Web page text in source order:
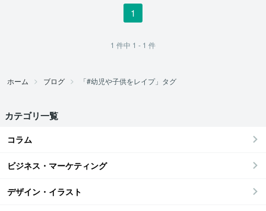
1
1 件中 1 - 1 件
ホーム ブログ 「#幼児や子供をレイプ」タグ
カテゴリ一覧
コラム
ビジネス・マーケティング
デザイン・イラスト